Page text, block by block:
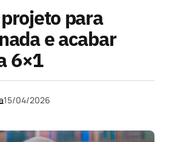
para
e acabar
6×1
15/04/2026